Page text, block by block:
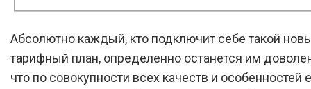
Абсолютно каждый, кто подключит себе такой
тарифный план, определенно останется им
что по совокупности всех качеств и особенностей